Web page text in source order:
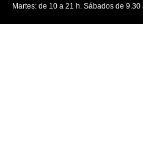
Martes: de 10 a 21 h. Sábados de 9.30